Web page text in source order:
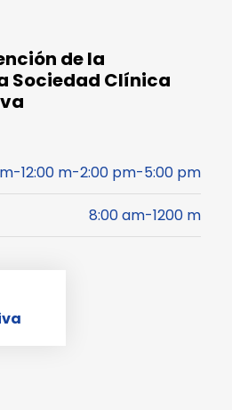
de la
Sociedad Clínica
12:00 m-2:00 pm-5:00 pm
8:00 am-1200 m